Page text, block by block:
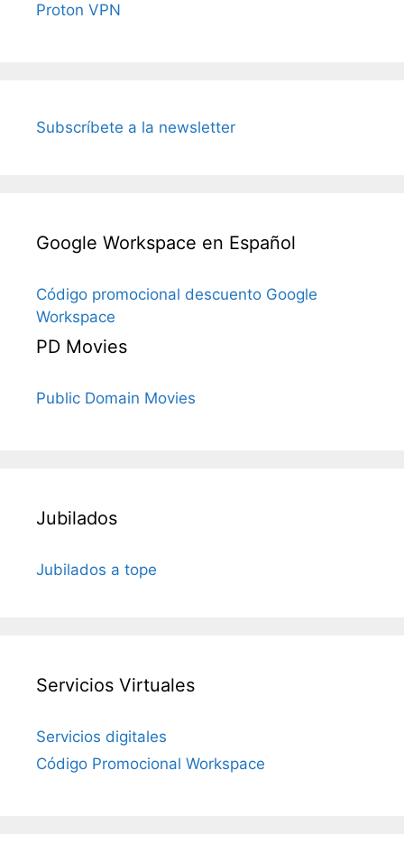
Proton VPN
Subscríbete a la newsletter
Google Workspace en Español
Código promocional descuento Google
Workspace
PD Movies
Public Domain Movies
Jubilados
Jubilados a tope
Servicios Virtuales
Servicios digitales
Código Promocional Workspace